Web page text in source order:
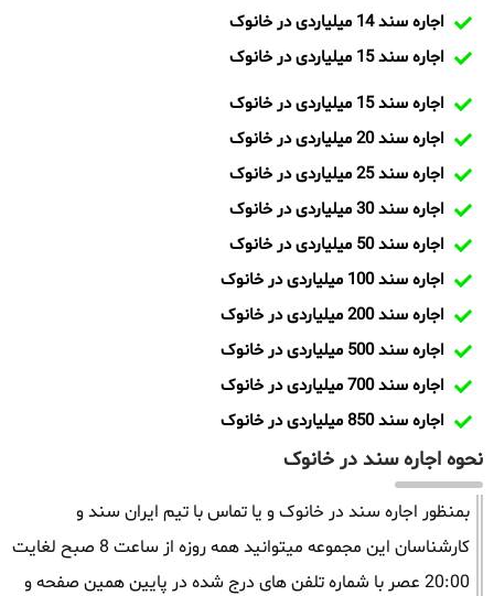
اجاره سند 14 میلیاردی در خانوک
اجاره سند 15 میلیاردی در خانوک
اجاره سند 15 میلیاردی در خانوک
اجاره سند 20 میلیاردی در خانوک
اجاره سند 25 میلیاردی در خانوک
اجاره سند 30 میلیاردی در خانوک
اجاره سند 50 میلیاردی در خانوک
اجاره سند 100 میلیاردی در خانوک
اجاره سند 200 میلیاردی در خانوک
اجاره سند 500 میلیاردی در خانوک
اجاره سند 700 میلیاردی در خانوک
اجاره سند 850 میلیاردی در خانوک
نحوه اجاره سند در خانوک
بمنظور اجاره سند در خانوک و یا تماس با تیم ایران سند و
کارشناسان این مجموعه میتوانید همه روزه از ساعت 8 صبح لغایت
20:00 عصر با شماره تلفن های درج شده در پایین همین صفحه و